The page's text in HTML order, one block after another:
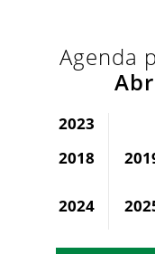
Agenda
2023
2018
2024